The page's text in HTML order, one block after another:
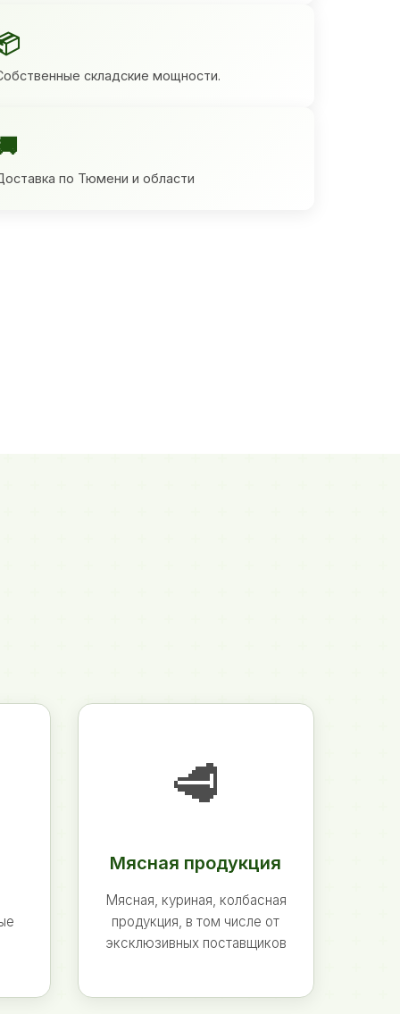
складские мощности.
по Тюмени и области
🥩
Мясная продукция
Мясная, куриная, колбасная
продукция, в том числе от
эксклюзивных поставщиков